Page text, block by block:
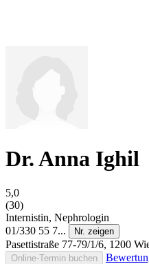
Dr. Anna Ighil
5,0
(30)
Internistin, Nephrologin
01/330 55 7...
Nr. zeigen
Pasettistraße 77-79/1/6, 1200
Online-Termin buchen